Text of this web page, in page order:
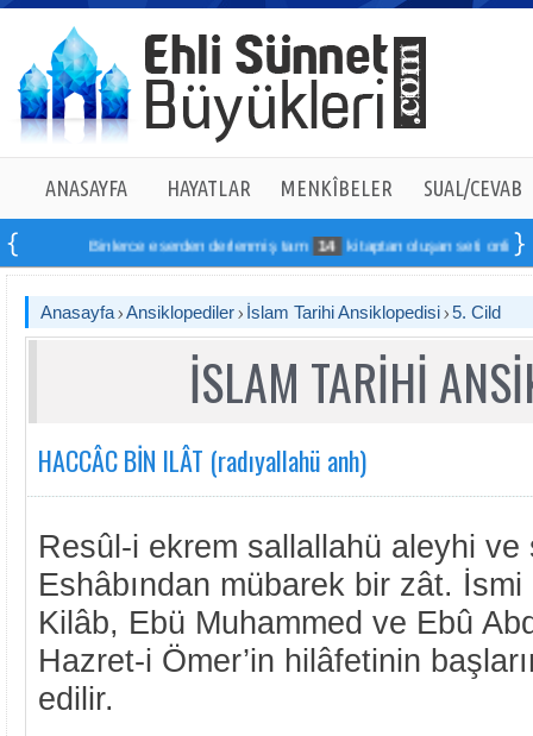
ANASAYFA HAYATLAR MENKÎBELER SUAL/CEVAB
Binlerce eserden derlenmiş tam 14 kitaptan oluşan seti online sipariş
Anasayfa Ansiklopediler İslam Tarihi Ansiklopedisi 5. Cild
İSLAM TARİHİ
HACCÂC BİN ILÂT (radıyallahü anh)
Resûl-i ekrem sallallahü aleyhi
Eshâbından mübarek bir zât. İsmi
Kilâb, Ebü Muhammed ve Ebû
Hazret-i Ömer’in hilâfetinin
edilir.